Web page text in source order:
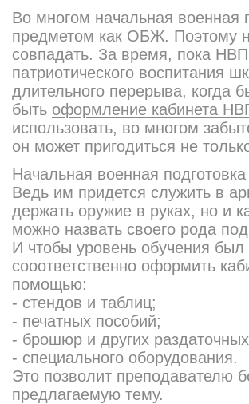
Во многом начальная военная
предметом как ОБЖ. Поэтому
совпадать. За время, пока
патриотического воспитания
длительного перерыва, когда
быть оформление кабинета
использовать, во многом
он может пригодиться не
Начальная военная
Ведь им придется служить в
держать оружие в руках, но и
можно назвать своего рода
И чтобы уровень обучения
сооответственно оформить
помощью:
- стендов и таблиц;
- печатных пособий;
- брошюр и других
- специального оборудования.
Это позволит преподавателю
предлагаемую тему.